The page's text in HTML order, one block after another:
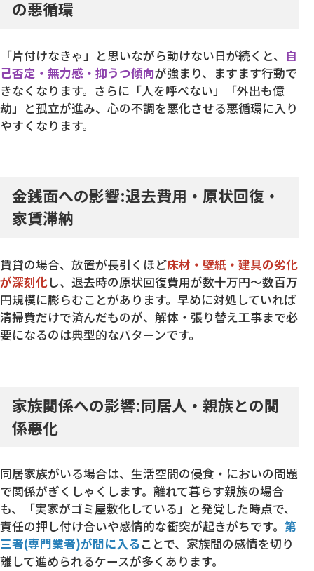
の悪循環
「片付けなきゃ」と思いながら動けない日が続くと、 自
己否定・無力感・抑うつ傾向が強まり、ますます行動で
きなくなります。さらに「人を呼べない」「外出も億
劫」と孤立が進み、心の不調を悪化させる悪循環に入り
やすくなります。
金銭面への影響:退去費用・原状回復・
家賃滞納
賃貸の場合、放置が長引くほど床材・壁紙・建具の劣化
が深刻化し、退去時の原状回復費用が数十万円〜数百万
円規模に膨らむことがあります。早めに対処していれば
清掃費だけで済んだものが、解体・張り替え工事まで必
要になるのは典型的なパターンです。
家族関係への影響:同居人・親族との関
係悪化
同居家族がいる場合は、生活空間の侵食・においの問題
で関係がぎくしゃくします。離れて暮らす親族の場合
も、「実家がゴミ屋敷化している」と発覚した時点で、
責任の押し付け合いや感情的な衝突が起きがちです。 第
三者(専門業者)が間に入ることで、家族間の感情を切り
離して進められるケースが多くあります。